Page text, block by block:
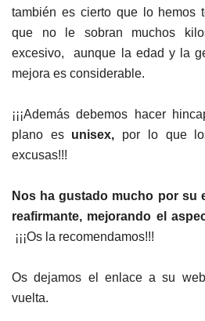
también es cierto que lo hemos
que no le sobran muchos
excesivo, aunque la edad y la
mejora es considerable.
¡¡¡Además debemos hacer
plano es unisex, por lo que
excusas!!!
Nos ha gustado mucho por su
reafirmante, mejorando el
¡¡¡Os la recomendamos!!!
Os dejamos el enlace a su
vuelta.